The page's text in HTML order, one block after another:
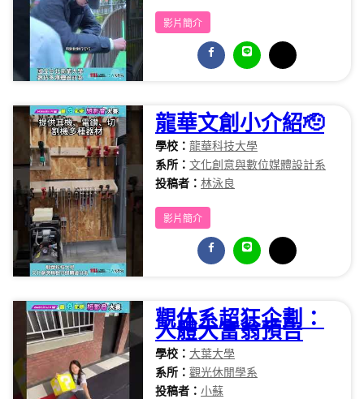
影片簡介
龍華文創小介紹🫡
學校： 龍華科技大學
系所： 文化創意與數位媒體設計系
投稿者： 林泳良
影片簡介
觀休系超狂企劃：
人體大富翁預告
學校： 大葉大學
系所： 觀光休閒學系
投稿者： 小蘇